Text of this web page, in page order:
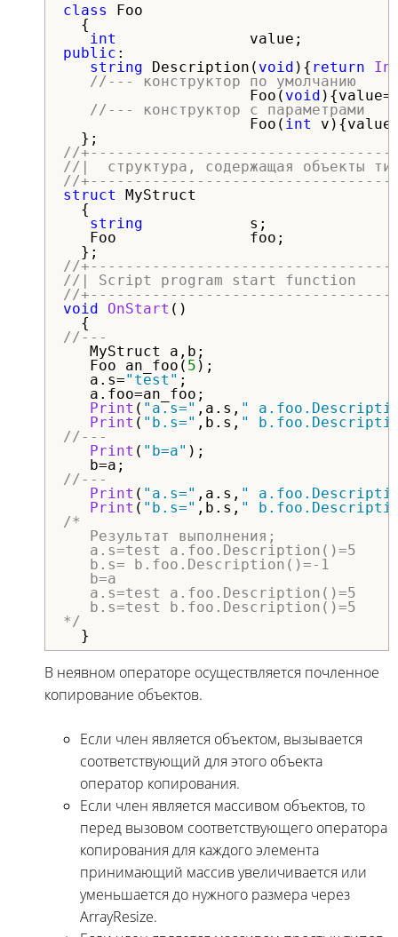
class
Foo
{
int
public :
string Description( void ){ return
//--- конструктор по умолчанию
Foo( void
//--- конструктор с параметрами
Foo( int
//
//|  структура, содержащая объекты
//
struct
MyStruct
{
string s;
Foo               foo;
//
//| Script program start function
//
void
OnStart ()
//---
MyStruct a,b;
Foo an_foo( 5 );
a.s="test" ;
a.foo=an_foo;
Print ( "a.s=" ,a.s, "
Print ( "b.s=" ,b.s, "
//---
Print ( "b=a" );
//---
Print ( "a.s=" ,a.s, "
Print ( "b.s=" ,b.s, "
/*
Результат выполнения;
a.s=test a.foo.Description()=5
b.s= b.foo.Description()=-1
b=a
a.s=test a.foo.Description()=5
b.s=test b.foo.Description()=5
*/
}
В неявном операторе осуществляется почленное
копирование объектов.
Если член является объектом, вызывается
соответствующий для этого объекта
оператор копирования.
Если член является массивом объектов, то
перед вызовом соответствующего оператора
копирования для каждого элемента
принимающий массив увеличивается или
уменьшается до нужного размера через
ArrayResize.